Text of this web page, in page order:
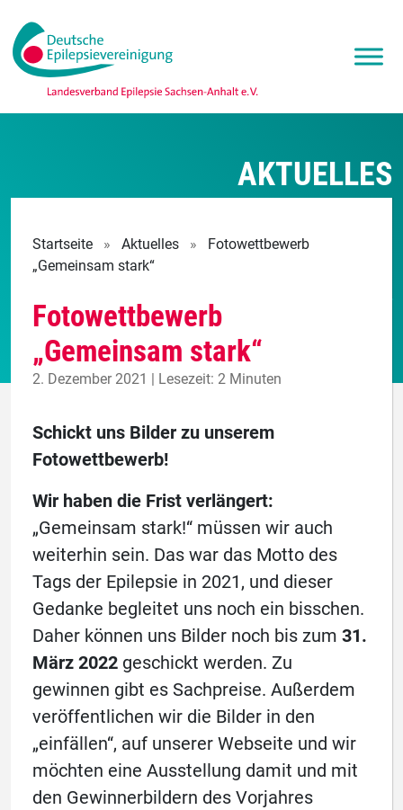
AKTUELLES
Startseite » Aktuelles »
Fotowettbewerb
„Gemeinsam stark“
Fotowettbewerb
„Gemeinsam stark“
2. Dezember 2021 | Lesezeit: 2 Minuten
Schickt uns Bilder zu unserem
Fotowettbewerb!
Wir haben die Frist verlängert:
„Gemeinsam stark!“ müssen wir auch
weiterhin sein. Das war das Motto des
Tags der Epilepsie in 2021, und dieser
Gedanke begleitet uns noch ein bisschen.
Daher können uns Bilder noch bis zum 31.
März 2022 geschickt werden. Zu
gewinnen gibt es Sachpreise. Außerdem
veröffentlichen wir die Bilder in den
„einfällen“, auf unserer Webseite und wir
möchten eine Ausstellung damit und mit
den Gewinnerbildern des Vorjahres